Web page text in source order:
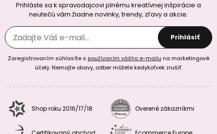
Prihláste sa k spravodajcovi plnému kreatívnej inšpirácie a
neutečú vám žiadne novinky, trendy, zľavy a akcie.
Prihlásiť
Zaregistrovaním súhlasíte s používaním vášho e-mailu na marketingové
účely. Nemajte obavy, odber môžete kedykoľvek zrušiť.
Shop roku 2016/17/18 Overené zákazníkmi